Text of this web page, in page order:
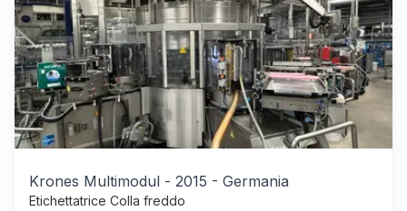
Krones Multimodul - 2015 - Germania
Etichettatrice Colla freddo